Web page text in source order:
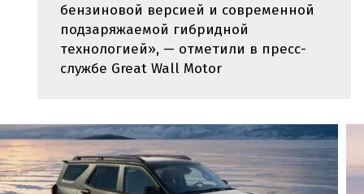
бензиновой версией и современной
подзаряжаемой гибридной
технологией», — отметили в пресс-
службе Great Wall Motor